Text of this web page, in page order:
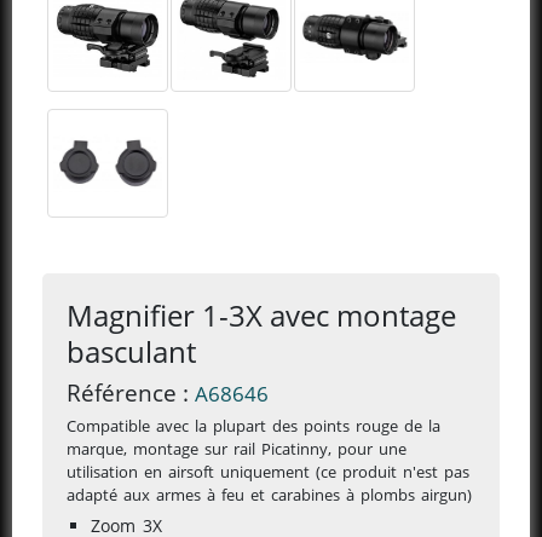
Magnifier 1-3X avec montage
basculant
Référence : A68646
Compatible avec la plupart des points rouge de la
marque, montage sur rail Picatinny, pour une
utilisation en airsoft uniquement (ce produit n'est pas
adapté aux armes à feu et carabines à plombs airgun)
Zoom 3X